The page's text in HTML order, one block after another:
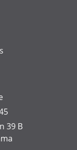
39 B